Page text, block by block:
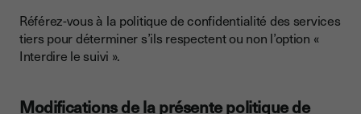
Référez-vous à la politique de confidentialité des services
tiers pour déterminer s’ils respectent ou non l’option «
Interdire le suivi ».
Modifications de la présente politique de